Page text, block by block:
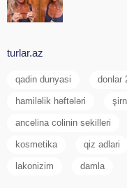
turlar.az
qadin dunyasi donlar
hamiləlik həftələri
ancelina colinin sekilleri
kosmetika qiz adlari
lakonizim damla